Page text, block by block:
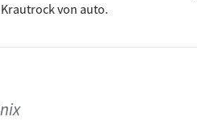
Krautrock von auto.